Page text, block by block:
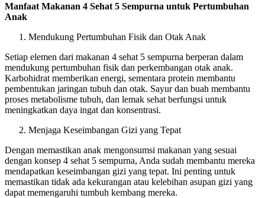
Manfaat Makanan 4 Sehat 5 Sempurna untuk Pertumbuhan
Anak
Mendukung Pertumbuhan Fisik dan Otak Anak
Setiap elemen dari makanan 4 sehat 5 sempurna berperan dalam
mendukung pertumbuhan fisik dan perkembangan otak anak.
Karbohidrat memberikan energi, sementara protein membantu
pembentukan jaringan tubuh dan otak. Sayur dan buah membantu
proses metabolisme tubuh, dan lemak sehat berfungsi untuk
meningkatkan daya ingat dan konsentrasi.
Menjaga Keseimbangan Gizi yang Tepat
Dengan memastikan anak mengonsumsi makanan yang sesuai
dengan konsep 4 sehat 5 sempurna, Anda sudah membantu mereka
mendapatkan keseimbangan gizi yang tepat. Ini penting untuk
memastikan tidak ada kekurangan atau kelebihan asupan gizi yang
dapat memengaruhi tumbuh kembang mereka.